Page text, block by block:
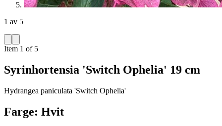
1 av 5
Item 1 of 5
Syrinhortensia 'Switch Ophelia' 19 cm
Hydrangea paniculata 'Switch Ophelia'
Farge: Hvit